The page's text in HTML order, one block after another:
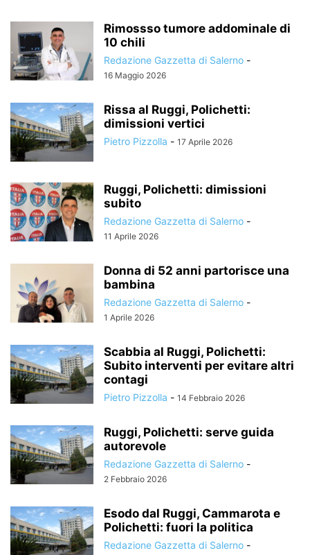
Rimossso tumore addominale di
10 chili
Redazione Gazzetta di Salerno -
16 Maggio 2026
Rissa al Ruggi, Polichetti:
dimissioni vertici
Pietro Pizzolla - 17 Aprile 2026
Ruggi, Polichetti: dimissioni
subito
Redazione Gazzetta di Salerno -
11 Aprile 2026
Donna di 52 anni partorisce una
bambina
Redazione Gazzetta di Salerno -
1 Aprile 2026
Scabbia al Ruggi, Polichetti:
Subito interventi per evitare altri
contagi
Pietro Pizzolla - 14 Febbraio 2026
Ruggi, Polichetti: serve guida
autorevole
Redazione Gazzetta di Salerno -
2 Febbraio 2026
Esodo dal Ruggi, Cammarota e
Polichetti: fuori la politica
Redazione Gazzetta di Salerno -